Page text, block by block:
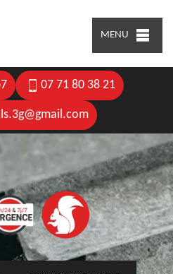
MENU
07 71 80 38 21